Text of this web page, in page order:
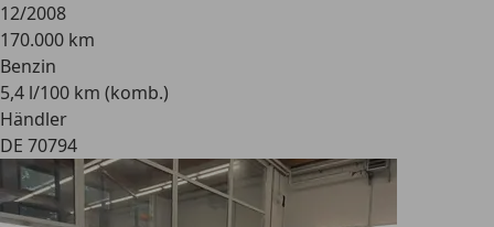
12/2008
170.000 km
Benzin
5,4 l/100 km (komb.)
Händler
DE 70794